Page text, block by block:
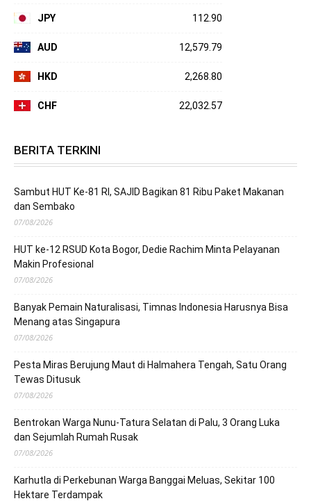
JPY 112.90
AUD 12,579.79
HKD 2,268.80
CHF 22,032.57
BERITA TERKINI
Sambut HUT Ke-81 RI, SAJID Bagikan 81 Ribu Paket Makanan
dan Sembako
07/08/2026
HUT ke-12 RSUD Kota Bogor, Dedie Rachim Minta Pelayanan
Makin Profesional
07/08/2026
Banyak Pemain Naturalisasi, Timnas Indonesia Harusnya Bisa
Menang atas Singapura
07/08/2026
Pesta Miras Berujung Maut di Halmahera Tengah, Satu Orang
Tewas Ditusuk
07/08/2026
Bentrokan Warga Nunu-Tatura Selatan di Palu, 3 Orang Luka
dan Sejumlah Rumah Rusak
07/08/2026
Karhutla di Perkebunan Warga Banggai Meluas, Sekitar 100
Hektare Terdampak